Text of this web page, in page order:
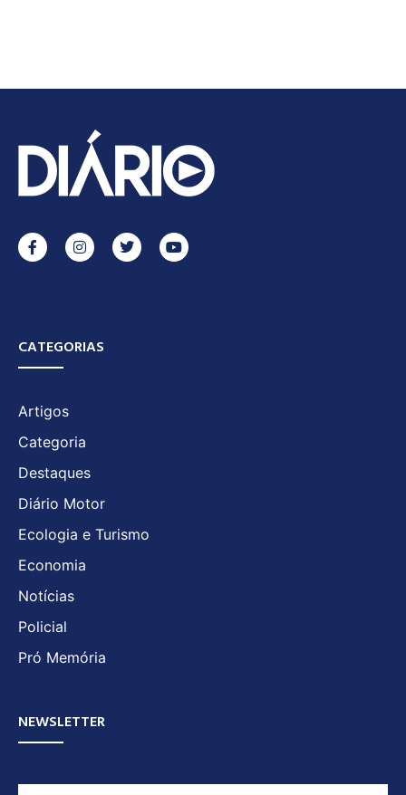
CATEGORIAS
Artigos
Categoria
Destaques
Diário Motor
Ecologia e Turismo
Economia
Notícias
Policial
Pró Memória
NEWSLETTER